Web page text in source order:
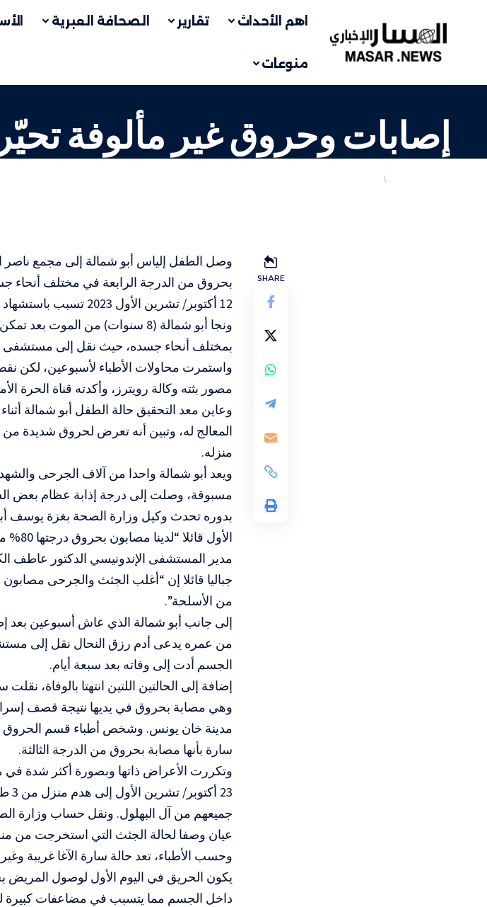
اهم الأحداث تقارير الصحافة العبرية
منوعات
إصابات وحروق غير مألوفة
انتهاكات الاحتلالفلسطيني
SHARE
وصل الطفل إلياس أبو شمالة إلى مجمع
بحروق من الدرجة الرابعة في مختلف أنحاء
12 أكتوبر/ تشرين الأول 2023 تسبب باستشهاد والدته وأشقائه الثلاثة.
ونجا أبو شمالة (8 سنوات) من
بمختلف أنحاء جسده، حيث نقل إلى مستشفى
واستمرت محاولات الأطباء لأسبوعين، لكن
مصور بثته وكالة رويترز، وأكدته قناة الحرة
وعاين معد التحقيق حالة الطفل أبو شمالة
المعالج له، وتبين أنه تعرض لحروق شديدة
منزله.
ويعد أبو شمالة واحدا من آلاف الجرحى
مسبوقة، وصلت إلى درجة إذابة عظام بعض
الأول
جباليا قائلا إن “أغلب الجثث والجرحى
من الأسلحة”.
إلى جانب أبو شمالة الذي عاش أسبوعين بعد
من عمره يدعى أدم رزق النحال نقل إلى
الجسم أدت إلى وفاته بعد سبعة أيام.
إضافة إلى الحالتين اللتين انتهتا بالوفاة،
وهي مصابة بحروق في يديها نتيجة قصف
مدينة خان يونس. وشخص أطباء قسم الحروق
سارة بأنها مصابة بحروق من الدرجة الثالثة.
وتكررت الأعراض ذاتها وبصورة أكثر شدة
جميعهم من آل البهلول. ونقل حساب وزارة
عيان وصفا لحالة الجثث التي استخرجت من
وحسب الأطباء، تعد حالة سارة الآغا غريبة
يكون الحريق في اليوم الأول لوصول المريض
داخل الجسم مما يتسبب في مضاعفات كبيرة